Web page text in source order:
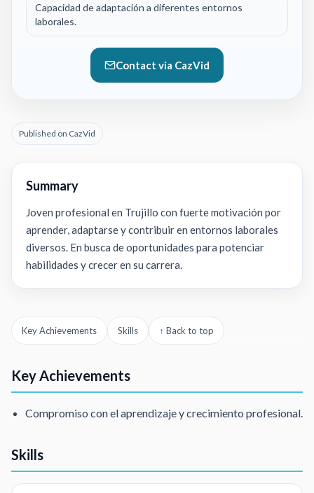
Capacidad de adaptación a diferentes entornos
laborales.
Contact via CazVid
Published on CazVid
Summary
Joven profesional en Trujillo con fuerte motivación por
aprender, adaptarse y contribuir en entornos laborales
diversos. En busca de oportunidades para potenciar
habilidades y crecer en su carrera.
Key Achievements Skills ↑ Back to top
Key Achievements
Compromiso con el aprendizaje y crecimiento profesional.
Skills